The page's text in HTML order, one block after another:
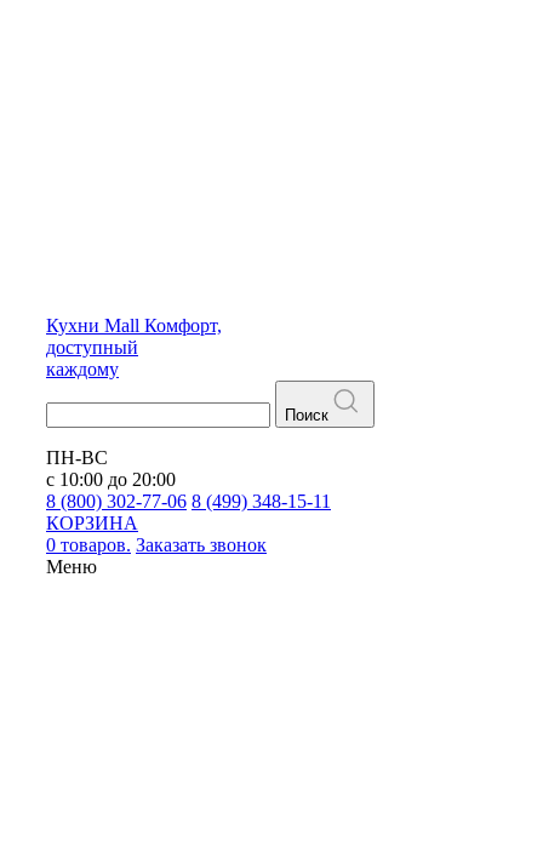
Кухни Mall Комфорт,
доступный
каждому
Поиск
ПН-ВС
с 10:00 до 20:00
8 (800) 302-77-06 8 (499) 348-15-11
КОРЗИНА
0 товаров. Заказать звонок
Меню